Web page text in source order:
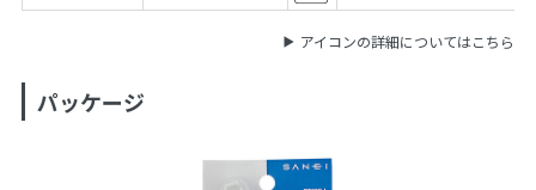
アイコンの詳細についてはこちら
パッケージ